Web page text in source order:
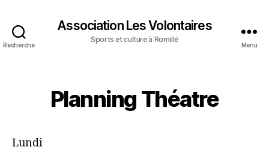
Recherche
Association Les Volontaires
Sports et culture à Romillé
Menu
Planning Théatre
Lundi